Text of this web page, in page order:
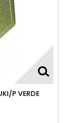
P VERDE